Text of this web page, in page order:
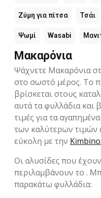
Ζύμη για πίτσα Τσάι
Ψωμί Wasabi
Μακαρόνια
Ψάχνετε Μακαρόνια
στο σωστό μέρος. Το
βρίσκεται στους
αυτά τα φυλλάδια και
τιμές για τα
των καλύτερων τιμών
εύκολη με την
Οι αλυσίδες που
περιλαμβάνουν το .
παρακάτω φυλλάδια: